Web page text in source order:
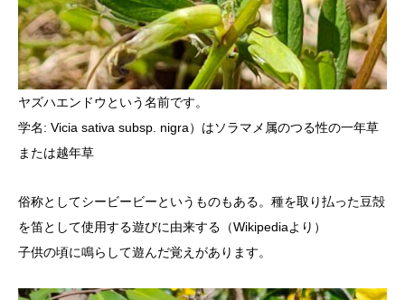
ヤズハエンドウという名前です。
学名: Vicia sativa subsp. nigra）はソラマメ属のつる性の一年草
または越年草
俗称としてシービービーというものもある。種を取り払った豆殻
を笛として使用する遊びに由来する（Wikipediaより）
子供の頃に鳴らして遊んだ覚えがあります。